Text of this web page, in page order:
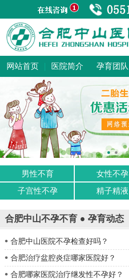
网站首页 医院简介 孕育团队
男性不育 女性不孕
子宫性不孕
精子精液
合肥中山不孕不育 ● 孕育动态
● 合肥中山医院不孕检查好吗？
● 合肥治疗盆腔炎症哪家医院好？
● 合肥哪家医院治疗继发性不孕好？